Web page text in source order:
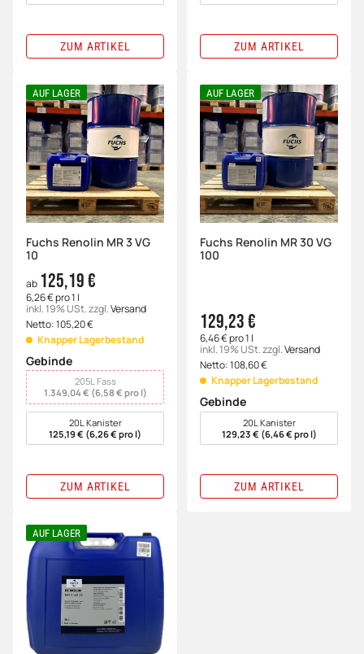
ZUM ARTIKEL ZUM ARTIKEL
AUF LAGER
Fuchs Renolin MR 3 VG
10
ab 125,19 €
6,26 € pro 1 l
inkl. 19% USt.zzgl.Versand
Netto:105,20€
Knapper Lagerbestand
Gebinde
wählen 205L Fass
1.349,04 € (6,58 € pro l)
20L Kanister
125,19 € (6,26 € pro l)
ZUM ARTIKEL
AUF LAGER
Fuchs Renolin MR 30 VG
100
129,23 €
6,46 € pro 1 l
inkl. 19% USt.zzgl.Versand
Netto:108,60€
Knapper Lagerbestand
Gebinde
wählen20L Kanister
129,23 € (6,46 € pro l)
ZUM ARTIKEL
AUF LAGER